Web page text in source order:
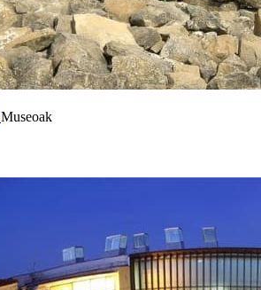
Museoak